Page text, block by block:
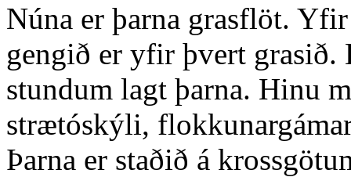
Núna er þarna grasflöt.
gengið er yfir þvert
stundum lagt þarna. Hinu
strætóskýli,
Þarna er staðið á